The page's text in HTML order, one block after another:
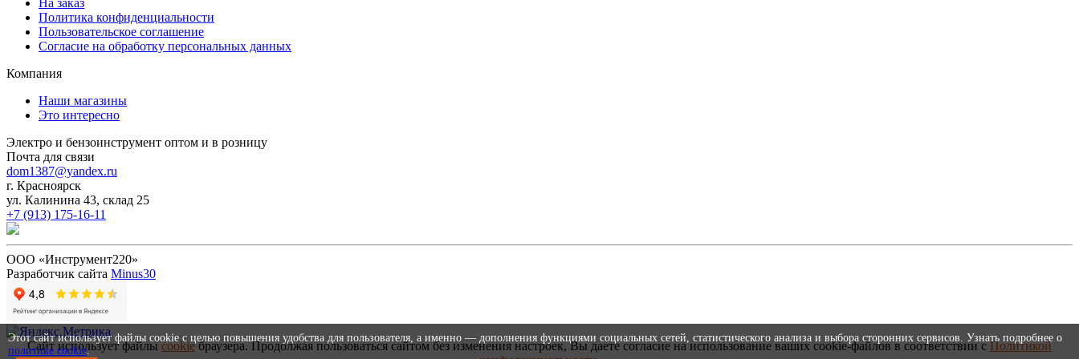
Этот сайт использует файлы cookie с целью повышения удобства для пользователя, а именно — дополнения функциями социальных сетей, статистического анализа и выбора сторонних сервисов. Узнать подробнее о
политике cookie.
Политика конфиденциальности
Пользовательское соглашение
Согласие на обработку персональных данных
Компания
Наши магазины
Это интересно
Электро и бензоинструмент оптом и в розницу
Почта для связи
dom1387@yandex.ru
г. Красноярск
ул. Калинина 43, склад 25
+7 (913) 175-16-11
ООО «Инструмент220»
Разработчик сайта Minus30
Сайт использует файлыcookieбраузера. Продолжая пользоваться сайтом без изменения настроек, Вы даете согласие на использование ваших cookie-файлов в соответствии сПолитикой